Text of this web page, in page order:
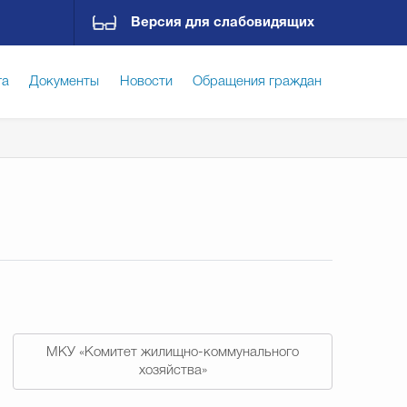
Версия для слабовидящих
Документы Новости Обращения граждан
МКУ «Комитет жилищно-коммунального
хозяйства»